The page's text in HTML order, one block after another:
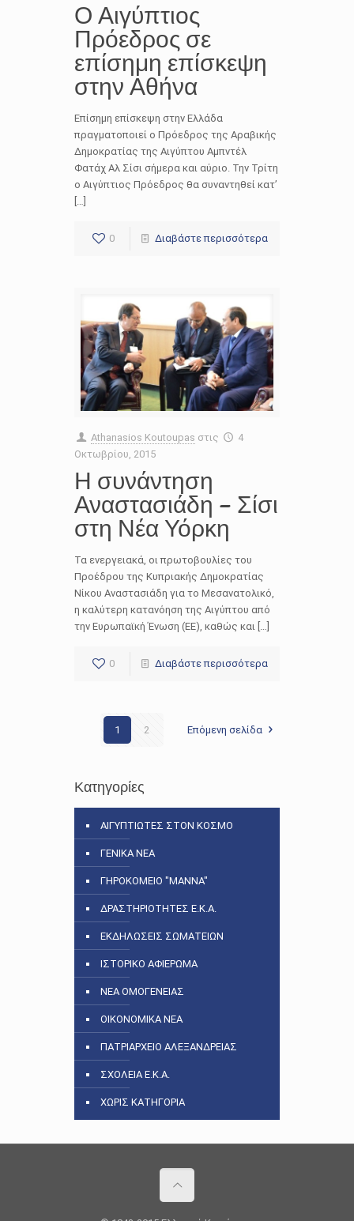
Ο Αιγύπτιος
Πρόεδρος σε
επίσημη επίσκεψη
στην Αθήνα
Επίσημη επίσκεψη στην Ελλάδα
πραγματοποιεί ο Πρόεδρος της Αραβικής
Δημοκρατίας της Αιγύπτου Αμπντέλ
Φατάχ Αλ Σίσι σήμερα και αύριο. Την Τρίτη
ο Αιγύπτιος Πρόεδρος θα συναντηθεί κατ’
[…]
0 Διαβάστε περισσότερα
Athanasios Koutoupas στις
4
Οκτωβρίου, 2015
Η συνάντηση
Αναστασιάδη – Σίσι
στη Νέα Υόρκη
Τα ενεργειακά, οι πρωτοβουλίες του
Προέδρου της Κυπριακής Δημοκρατίας
Νίκου Αναστασιάδη για το Μεσανατολικό,
η καλύτερη κατανόηση της Αιγύπτου από
την Ευρωπαϊκή Ένωση (ΕΕ), καθώς και […]
0 Διαβάστε περισσότερα
1 2 Επόμενη σελίδα
Κατηγορίες
ΑΙΓΥΠΤΙΩΤΕΣ ΣΤΟΝ ΚΟΣΜΟ
ΓΕΝΙΚΑ ΝΕΑ
ΓΗΡΟΚΟΜΕΙΟ "ΜΑΝΝΑ"
ΔΡΑΣΤΗΡΙΟΤΗΤΕΣ Ε.Κ.Α.
ΕΚΔΗΛΩΣΕΙΣ ΣΩΜΑΤΕΙΩΝ
ΙΣΤΟΡΙΚΟ ΑΦΙΕΡΩΜΑ
ΝΕΑ ΟΜΟΓΕΝΕΙΑΣ
ΟΙΚΟΝΟΜΙΚΑ ΝΕΑ
ΠΑΤΡΙΑΡΧΕΙΟ ΑΛΕΞΑΝΔΡΕΙΑΣ
ΣΧΟΛΕΙΑ Ε.Κ.Α.
ΧΩΡΙΣ ΚΑΤΗΓΟΡΙΑ